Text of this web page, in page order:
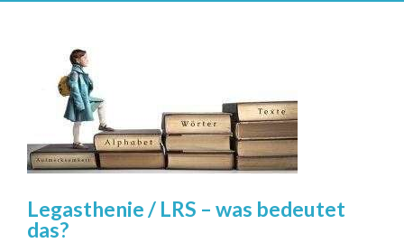
Legasthenie / LRS – was bedeutet
das?